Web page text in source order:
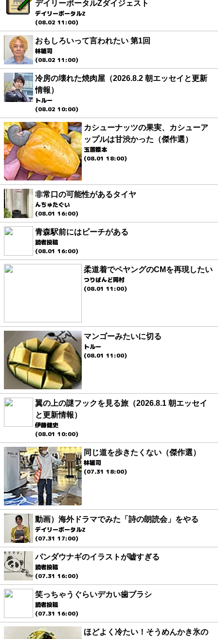
デイリーポータルZダイジェスト
デイリーポータルZ
(08.02 11:00)
おもしろいって言われたい 第1回
林雄司
(08.02 11:00)
冷房の壊れた焼肉屋（2026.8.2 朝エッセイと更新
情報）
トルー
(08.02 10:00)
カシューナッツの果実、カシューア
ップルは甘渋かった（傑作選）
玉置標本
(08.01 18:00)
非常口の可能性があるタイヤ
んちゅたぐい
(08.01 16:00)
青森駅前にはビーチがある
読者投稿
(08.01 16:00)
柔道着でペヤングのCMを再現したい
つりばんど岡村
(08.01 11:00)
マンゴーみたいに切る
トルー
(08.01 11:00)
翼の上の謎フックを見る旅（2026.8.1 朝エッセイ
と更新情報）
伊藤健史
(08.01 10:00)
同じ道を歩きたくない（傑作選）
林雄司
(07.31 18:00)
動画）海外ドラマでみた「詩の朗読会」をやる
デイリーポータルZ
(07.31 17:00)
パンダウナギのイラストが嘘すぎる
読者投稿
(07.31 16:00)
笑っちゃうぐらいデカい歯ブラシ
読者投稿
(07.31 16:00)
ほどよく冷たい！そうめんかき氷の